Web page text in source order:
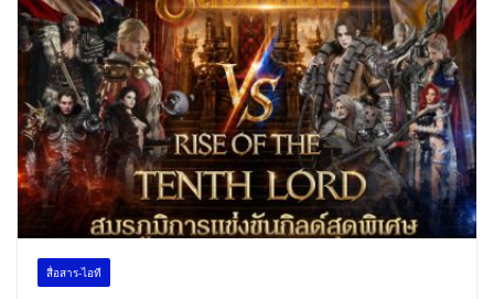
สื่อสาร-ไอที